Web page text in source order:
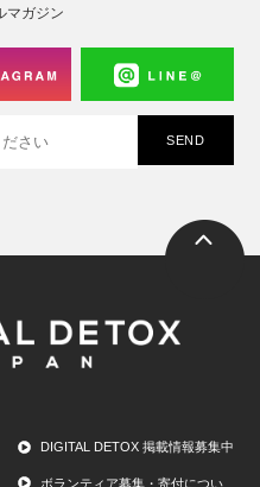
マガジン
DIGITAL DETOX 掲載情報募集中
ボランティア募集・寄付につい